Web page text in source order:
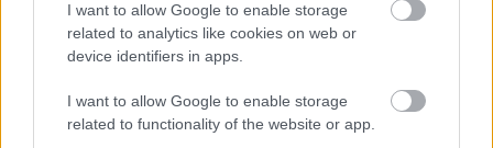
I want to allow Google to enable storage
related to analytics like cookies on web or
device identifiers in apps.
I want to allow Google to enable storage
related to functionality of the website or app.
Megyeri Szabolcs
Kertészete
Elküldöm e-mailben |Kinyomtatom |Hibát jelentek